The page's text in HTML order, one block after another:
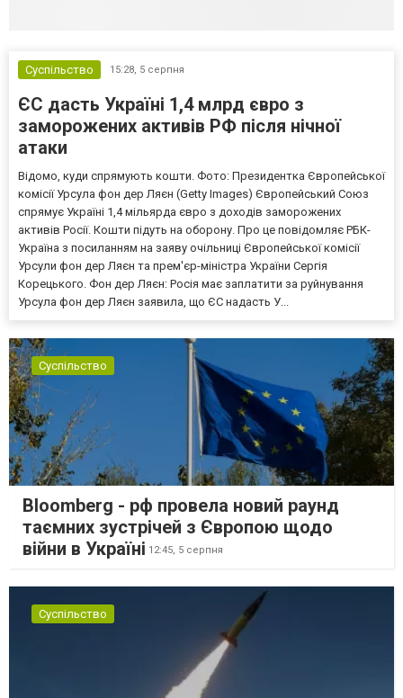
Суспільство 15:28, 5 серпня
ЄС дасть Україні 1,4 млрд євро з
заморожених активів РФ після нічної
атаки
Відомо, куди спрямують кошти. Фото: Президентка Європейської
комісії Урсула фон дер Ляєн (Getty Images) Європейський Союз
спрямує Україні 1,4 мільярда євро з доходів заморожених
активів Росії. Кошти підуть на оборону. Про це повідомляє РБК-
Україна з посиланням на заяву очільниці Європейської комісії
Урсули фон дер Ляєн та прем'єр-міністра України Сергія
Корецького. Фон дер Ляєн: Росія має заплатити за руйнування
Урсула фон дер Ляєн заявила, що ЄС надасть У...
Суспільство
Bloomberg - рф провела новий раунд
таємних зустрічей з Європою щодо
війни в Україні 12:45, 5 серпня
Суспільство